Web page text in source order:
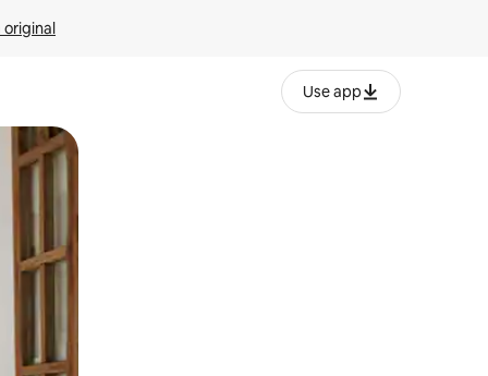
original
Use app